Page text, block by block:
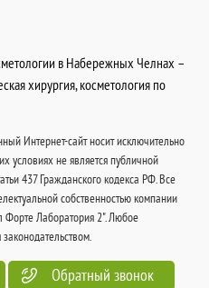
в Набережных Челнах –
хирургия, косметология по
Интернет-сайт носит исключительно
условиях не является публичной
437 Гражданского кодекса РФ. Все
собственностью компании
Лаборатория 2". Любое
Обратный звонок